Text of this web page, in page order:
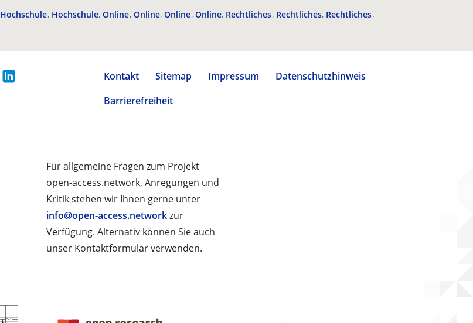
Hochschule Hochschule Online Online Online Online Rechtliches Rechtliches Rechtliches
Kontakt Sitemap Impressum
Datenschutzhinweis
Barrierefreiheit
Für allgemeine Fragen zum Projekt
open-access.network, Anregungen und
Kritik stehen wir Ihnen gerne unter
info@open-access.networkzur
Verfügung. Alternativ können Sie auch
unser Kontaktformular verwenden.